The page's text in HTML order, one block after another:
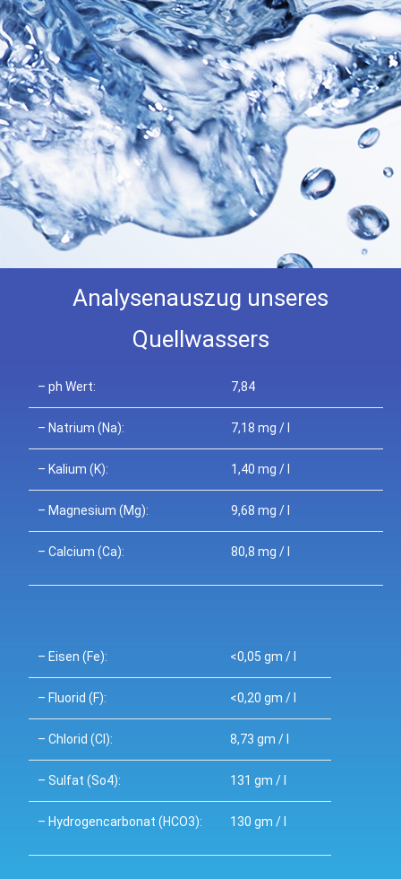
Analysenauszug unseres
Quellwassers
– ph Wert: 7,84
– Natrium (Na): 7,18 mg / l
– Kalium (K): 1,40 mg / l
– Magnesium (Mg): 9,68 mg / l
– Calcium (Ca): 80,8 mg / l
– Eisen (Fe): <0,05 gm / l
– Fluorid (F): <0,20 gm / l
– Chlorid (Cl): 8,73 gm / l
– Sulfat (So4): 131 gm / l
– Hydrogencarbonat (HCO3): 130 gm / l